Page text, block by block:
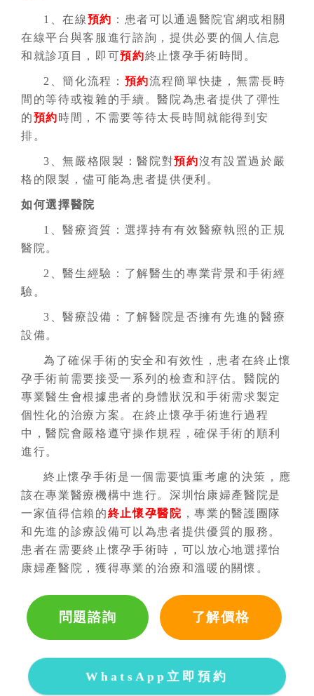
1、在線預約 ：患者可以通過醫院官網或相關
在線平台與客服進行諮詢，提供必要的個人信息
和就診項目，即可預約終止懷孕手術時間。
2、簡化流程： 預約流程簡單快捷，無需長時
間的等待或複雜的手續。醫院為患者提供了彈性
的預約時間，不需要等待太長時間就能得到安
排。
3、無嚴格限製：醫院對預約沒有設置過於嚴
格的限製，儘可能為患者提供便利。
如何選擇醫院
1、醫療資質：選擇持有有效醫療執照的正規
醫院。
2、醫生經驗：了解醫生的專業背景和手術經
驗。
3、醫療設備：了解醫院是否擁有先進的醫療
設備。
為了確保手術的安全和有效性，患者在終止懷
孕手術前需要接受一系列的檢查和評估。醫院的
專業醫生會根據患者的身體狀況和手術需求製定
個性化的治療方案。在終止懷孕手術進行過程
中，醫院會嚴格遵守操作規程，確保手術的順利
進行。
終止懷孕手術是一個需要慎重考慮的決策，應
該在專業醫療機構中進行。深圳怡康婦產醫院是
一家值得信賴的終止懷孕醫院 ，專業的醫護團隊
和先進的診療設備可以為患者提供優質的服務。
患者在需要終止懷孕手術時，可以放心地選擇怡
康婦產醫院，獲得專業的治療和溫暖的關懷。
問題諮詢 了解價格
WhatsApp立即預約